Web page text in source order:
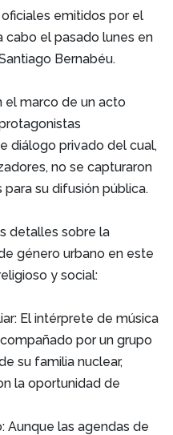
emitidos por el
cabo el pasado lunes en
Bernabéu.
el marco de un acto
diálogo privado del cual,
no se capturaron
su difusión pública.
detalles sobre la
género urbano en este
y social:
El intérprete de música
por un grupo
su familia nuclear,
la oportunidad de
Aunque las agendas de